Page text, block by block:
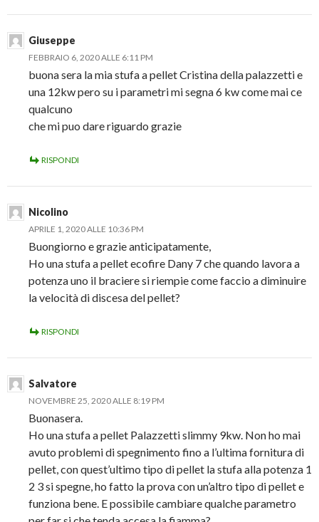
Giuseppe
FEBBRAIO 6, 2020 ALLE 6:11 PM
buona sera la mia stufa a pellet Cristina della palazzetti e
una 12kw pero su i parametri mi segna 6 kw come mai ce
qualcuno
che mi puo dare riguardo grazie
RISPONDI
Nicolino
APRILE 1, 2020 ALLE 10:36 PM
Buongiorno e grazie anticipatamente,
Ho una stufa a pellet ecofire Dany 7 che quando lavora a
potenza uno il braciere si riempie come faccio a diminuire
la velocità di discesa del pellet?
RISPONDI
Salvatore
NOVEMBRE 25, 2020 ALLE 8:19 PM
Buonasera.
Ho una stufa a pellet Palazzetti slimmy 9kw. Non ho mai
avuto problemi di spegnimento fino a l’ultima fornitura di
pellet, con quest’ultimo tipo di pellet la stufa alla potenza 1
2 3 si spegne, ho fatto la prova con un’altro tipo di pellet e
funziona bene. E possibile cambiare qualche parametro